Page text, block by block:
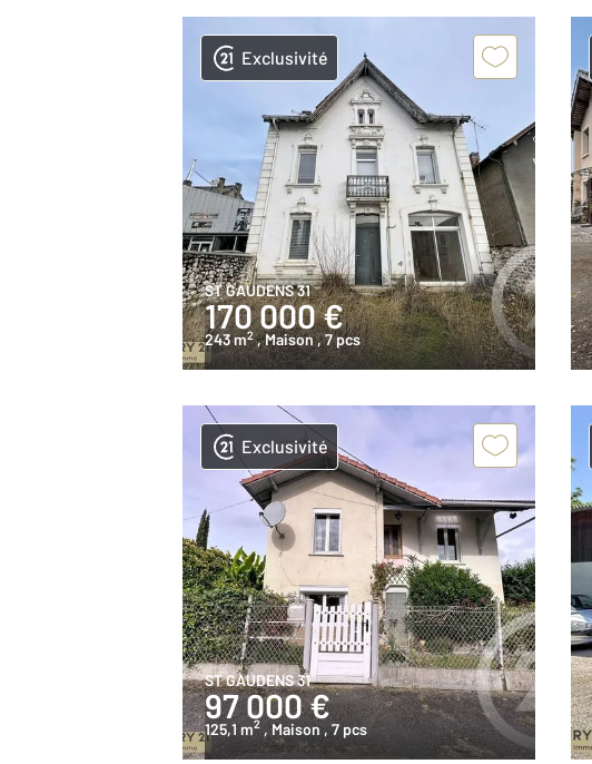
Exclusivité
ST GAUDENS 31
170 000 €
243 m2 , Maison, 7 pcs
Exclusivité
ST GAUDENS 31
97 000 €
125,1 m2 , Maison , 7 pcs